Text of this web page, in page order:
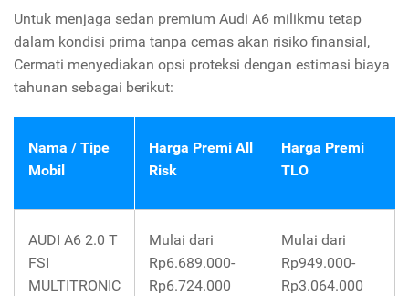
Untuk menjaga sedan premium Audi A6 milikmu tetap
dalam kondisi prima tanpa cemas akan risiko finansial,
Cermati menyediakan opsi proteksi dengan estimasi biaya
tahunan sebagai berikut:
Nama / Tipe
Mobil
Harga Premi All
Risk
Harga Premi
TLO
AUDI A6 2.0 T
FSI
MULTITRONIC
Mulai dari
Rp6.689.000-
Rp6.724.000
Mulai dari
Rp949.000-
Rp3.064.000